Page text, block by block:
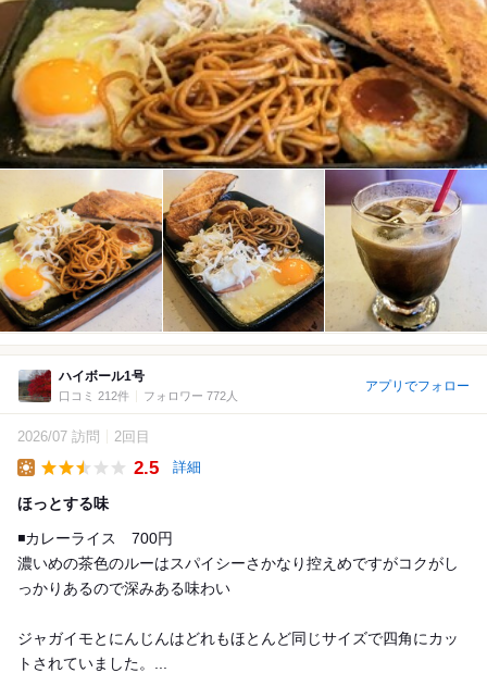
ハイボール1号
口コミ 212件 フォロワー 772人
アプリでフォロー
2026/07 訪問 2回目
2.5 詳細
ほっとする味
◾️カレーライス 700円
濃いめの茶色のルーはスパイシーさかなり控えめですがコクがし
っかりあるので深みある味わい
ジャガイモとにんじんはどれもほとんど同じサイズで四角にカッ
トされていました。...